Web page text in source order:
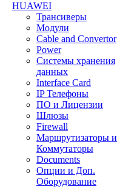
HUAWEI
Трансиверы
Модули
Cable and Convertor
Power
Системы хранения
данных
Interface Card
IP Телефоны
ПО и Лицензии
Шлюзы
Firewall
Маршрутизаторы и
Коммутаторы
Documents
Опции и Доп.
Оборудование